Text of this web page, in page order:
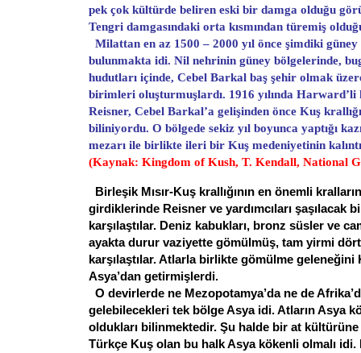
pek çok kültürde beliren eski bir damga olduğu
Tengri damgasındaki orta kısmından türemiş
Milattan en az 1500 – 2000 yıl önce şimdiki güney
bulunmakta idi. Nil nehrinin güney bölgelerinde,
hudutları içinde, Cebel Barkal baş şehir olmak
birimleri oluşturmuşlardı. 1916 yılında Harward’li
Reisner, Cebel Barkal’a gelişinden önce Kuş
biliniyordu. O bölgede sekiz yıl boyunca yaptığı
mezarı ile birlikte ileri bir Kuş medeniyetinin
(Kaynak: Kingdom of Kush, T. Kendall, National
Birleşik Mısır-Kuş krallığının en önemli
girdiklerinde Reisner ve yardımcıları şaşılacak
karşılaştılar. Deniz kabukları, bronz süsler ve
ayakta durur vaziyette gömülmüş, tam yirmi
karşılaştılar. Atlarla birlikte gömülme geleneğini
Asya’dan getirmişlerdi.
O devirlerde ne Mezopotamya’da ne de
gelebilecekleri tek bölge Asya idi. Atların Asya
oldukları bilinmektedir. Şu halde bir at kültürüne
Türkçe Kuş olan bu halk Asya kökenli olmalı